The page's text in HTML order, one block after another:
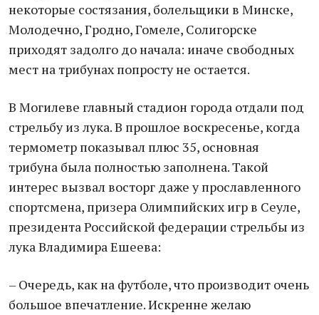
некоторые состязания, болельщики в Минске,
Молодечно, Гродно, Гомеле, Солигорске
приходят задолго до начала: иначе свободных
мест на трибунах попросту не остается.
В Могилеве главный стадион города отдали под
стрельбу из лука. В прошлое воскресенье, когда
термометр показывал плюс 35, основная
трибуна была полностью заполнена. Такой
интерес вызвал восторг даже у прославленного
спортсмена, призера Олимпийских игр в Сеуле,
президента Российской федерации стрельбы из
лука Владимира Ешеева:
– Очередь, как на футболе, что производит очень
большое впечатление. Искренне желаю